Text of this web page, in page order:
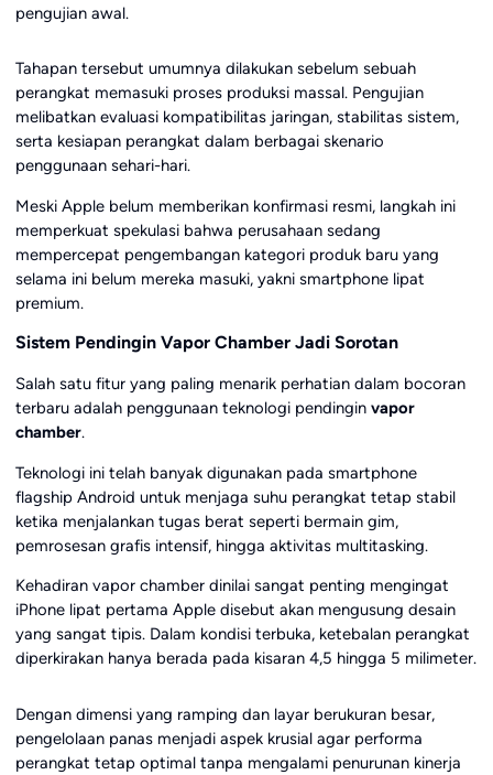
pengujian awal.
Tahapan tersebut umumnya dilakukan sebelum sebuah
perangkat memasuki proses produksi massal. Pengujian
melibatkan evaluasi kompatibilitas jaringan, stabilitas sistem,
serta kesiapan perangkat dalam berbagai skenario
penggunaan sehari-hari.
Meski Apple belum memberikan konfirmasi resmi, langkah ini
memperkuat spekulasi bahwa perusahaan sedang
mempercepat pengembangan kategori produk baru yang
selama ini belum mereka masuki, yakni smartphone lipat
premium.
Sistem Pendingin Vapor Chamber Jadi Sorotan
Salah satu fitur yang paling menarik perhatian dalam bocoran
terbaru adalah penggunaan teknologi pendingin vapor
chamber.
Teknologi ini telah banyak digunakan pada smartphone
flagship Android untuk menjaga suhu perangkat tetap stabil
ketika menjalankan tugas berat seperti bermain gim,
pemrosesan grafis intensif, hingga aktivitas multitasking.
Kehadiran vapor chamber dinilai sangat penting mengingat
iPhone lipat pertama Apple disebut akan mengusung desain
yang sangat tipis. Dalam kondisi terbuka, ketebalan perangkat
diperkirakan hanya berada pada kisaran 4,5 hingga 5 milimeter.
Dengan dimensi yang ramping dan layar berukuran besar,
pengelolaan panas menjadi aspek krusial agar performa
perangkat tetap optimal tanpa mengalami penurunan kinerja